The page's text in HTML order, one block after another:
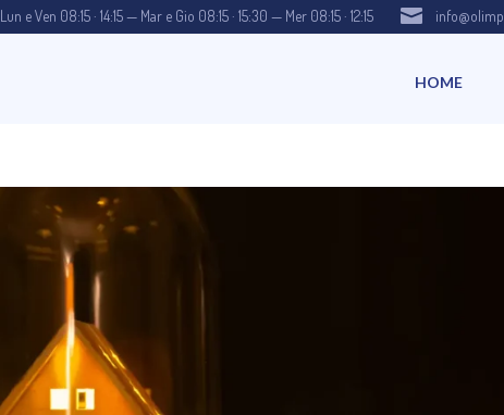
Lun e Ven 08:15 · 14:15 — Mar e Gio 08:15 · 15:30 — Mer 08:15 · 12:15 
HOME